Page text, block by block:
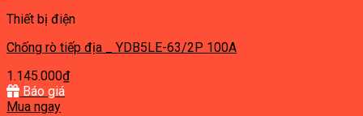
Thiết bị điện
Chống rò tiếp địa _ YDB5LE-63/2P 100A
1.145.000₫
Báo giá
Mua ngay